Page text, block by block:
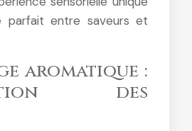
parfait entre saveurs et
aromatique :
des